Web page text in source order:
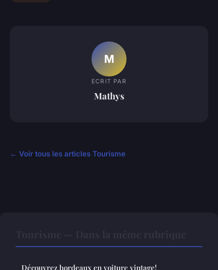
M
ECRIT PAR
Mathys
← Voir tous les articles Tourisme
Découvrez bordeaux en voiture vintage!